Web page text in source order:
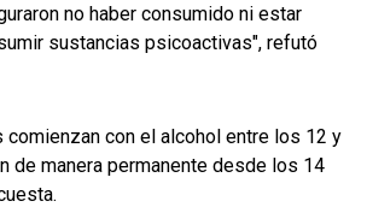
no haber consumido ni estar
sustancias psicoactivas", refutó
con el alcohol entre los 12 y
de manera permanente desde los 14